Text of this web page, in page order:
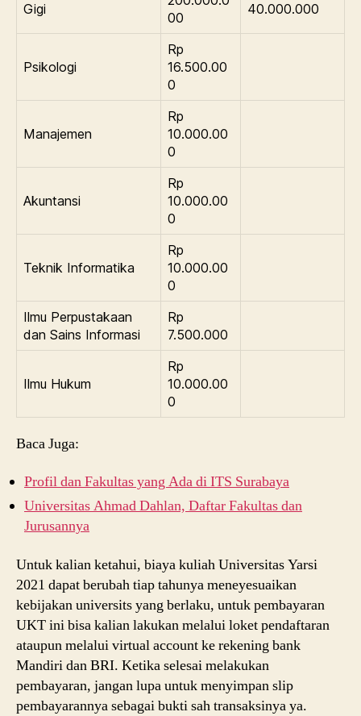
Gigi
00
40.000.000
Psikologi
Rp
16.500.00
0
Manajemen
Rp
10.000.00
0
Akuntansi
Rp
10.000.00
0
Teknik Informatika
Rp
10.000.00
0
Ilmu Perpustakaan
dan Sains Informasi
Rp
7.500.000
Ilmu Hukum
Rp
10.000.00
0
Baca Juga:
Profil dan Fakultas yang Ada di ITS Surabaya
Universitas Ahmad Dahlan, Daftar Fakultas dan
Jurusannya
Untuk kalian ketahui, biaya kuliah Universitas Yarsi
2021 dapat berubah tiap tahunya meneyesuaikan
kebijakan universits yang berlaku, untuk pembayaran
UKT ini bisa kalian lakukan melalui loket pendaftaran
ataupun melalui virtual account ke rekening bank
Mandiri dan BRI. Ketika selesai melakukan
pembayaran, jangan lupa untuk menyimpan slip
pembayarannya sebagai bukti sah transaksinya ya.